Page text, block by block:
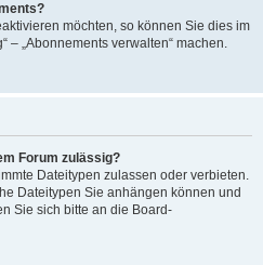
möchten, so können Sie dies im
– „Abonnements verwalten“ machen.
Forum zulässig?
Dateitypen zulassen oder verbieten.
Dateitypen Sie anhängen können und
Sie sich bitte an die Board-